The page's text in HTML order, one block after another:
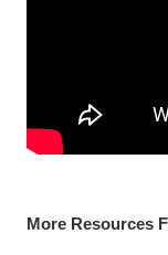
More Resources